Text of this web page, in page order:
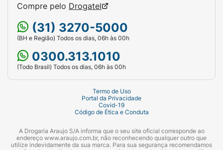
Compre pelo Drogatel
(31) 3270-5000
(BH e Região) Todos os dias, 06h às 00h
0300.313.1010
(Todo Brasil) Todos os dias, 06h às 00h
Termo de Uso
Portal da Privacidade
Covid-19
Código de Ética e Conduta
A Drogaria Araujo S/A informa que o seu site oficial corresponde ao
endereço www.araujo.com.br, não reconhecendo qualquer outro que
utilize indevidamente da sua marca. Para sua segurança recomendamos